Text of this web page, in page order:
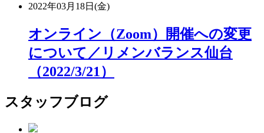
2022年03月18日(金)
オンライン（Zoom）開催への変更
について／リメンバランス仙台
（2022/3/21）
スタッフブログ